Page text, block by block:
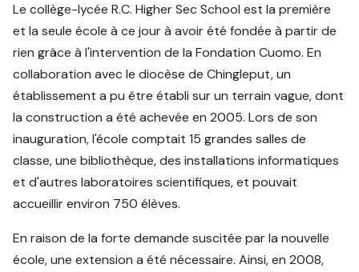
Le collège-lycée R.C. Higher Sec School est la première
et la seule école à ce jour à avoir été fondée à partir de
rien grâce à l'intervention de la Fondation Cuomo. En
collaboration avec le diocèse de Chingleput, un
établissement a pu être établi sur un terrain vague, dont
la construction a été achevée en 2005. Lors de son
inauguration, l'école comptait 15 grandes salles de
classe, une bibliothèque, des installations informatiques
et d'autres laboratoires scientifiques, et pouvait
accueillir environ 750 élèves.
En raison de la forte demande suscitée par la nouvelle
école, une extension a été nécessaire. Ainsi, en 2008,